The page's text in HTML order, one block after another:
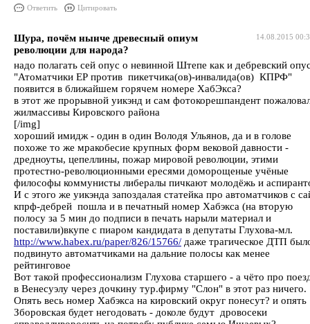
Ответить Цитировать
14.08.2015
Шура, почём нынче древесный опиум
революции для народа?
надо полагать сей опус о невинной Штепе как и дебревский
"Атоматчики ЕР против пикетчика(ов)-инвалида(ов) КПРФ"
появится в ближайшем горячем номере ХабЭкса?
в этот же прорывной уикэнд и сам фотокорешпандент
жилмассивы Кировского района
[/img]
хороший имидж - один в один Володя Ульянов, да и в голове
похоже то же мракобесие крупных форм вековой давности -
дредноуты, цепеллины, пожар мировой революции, этими
протестно-революционными ересями доморощеные учёные
философы коммунисты либералы пичкают молодёжь и
И с этого же уикэнда запоздалая статейка про автоматчиков с
кпрф-дебрей пошла и в печатный номер Хабэкса (на вторую
полосу за 5 мин до подписи в печать нарыли материал и
поставили)вкупе с пиаром кандидата в депутаты Глухова-мл.
http://www.habex.ru/paper/826/15766/ даже трагическое ДТП
подвинуто автоматчиками на дальние полосы как менее
рейтинговое
Вот такой профессионализм Глухова старшего - а чёто про
в Венесуэлу через дочкину тур.фирму "Слон" в этот раз ничего.
Опять весь номер Хабэкса на кировский округ понесут? и опять
Зборовская будет негодовать - доколе будут дровосеки